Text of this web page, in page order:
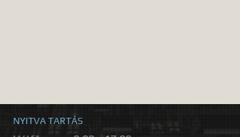
NYITVA TARTÁS